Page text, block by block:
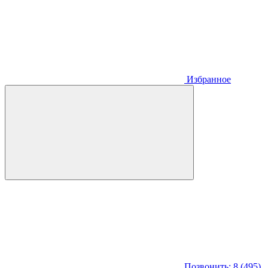
Избранное